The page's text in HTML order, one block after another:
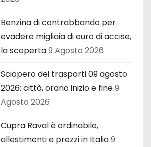
Benzina di contrabbando per
evadere migliaia di euro di accise,
la scoperta9 Agosto 2026
Sciopero dei trasporti 09 agosto
2026: città, orario inizio e fine9
Agosto 2026
Cupra Raval è ordinabile,
allestimenti e prezzi in Italia9